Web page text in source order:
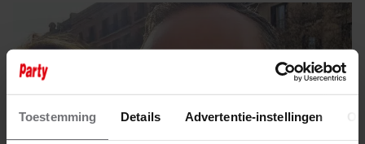
Toestemming Details Advertentie-instellingen